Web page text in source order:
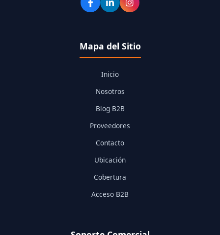
Mapa del Sitio
Inicio
Nosotros
Blog B2B
Proveedores
Contacto
Ubicación
Cobertura
Acceso B2B